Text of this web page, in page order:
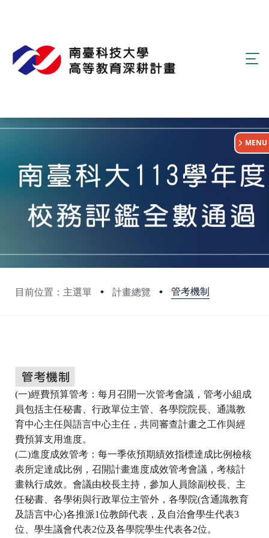
目前位置：主選單 計畫總覽 管考機制
:::
MENU
(一)經費預算管考：每月召開一次管考會議，管考小組成
員包括主任秘書、行政單位主管、各學院院長、通識教
育中心主任與語言中心主任，共同審查計畫之工作與經
費預算支用進度。
(二)進度成效管考：每一季依預期績效指標達成比例檢核
表所定達成比例，召開計畫進度成效管考會議，考核計
畫執行成效。會議由校長主持，參加人員除副校長、主
任秘書、各學術與行政單位主管外，各學院(含通識教育
及語言中心)各推派1位教師代表，及自治會學生代表3
位、學生議會代表2位及各學院學生代表各2位。